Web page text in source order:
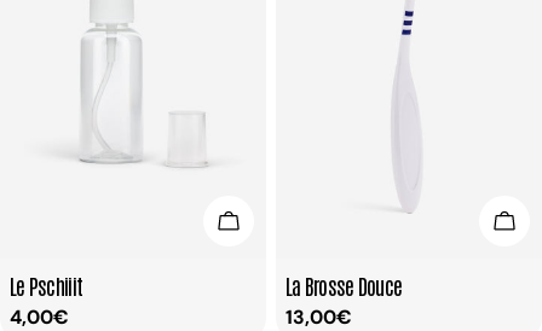
Ajouter Au Panier
Taper:
Le Pschiiit
Prix
4,00€
Taper:
La Brosse Douce
Prix
13,00€